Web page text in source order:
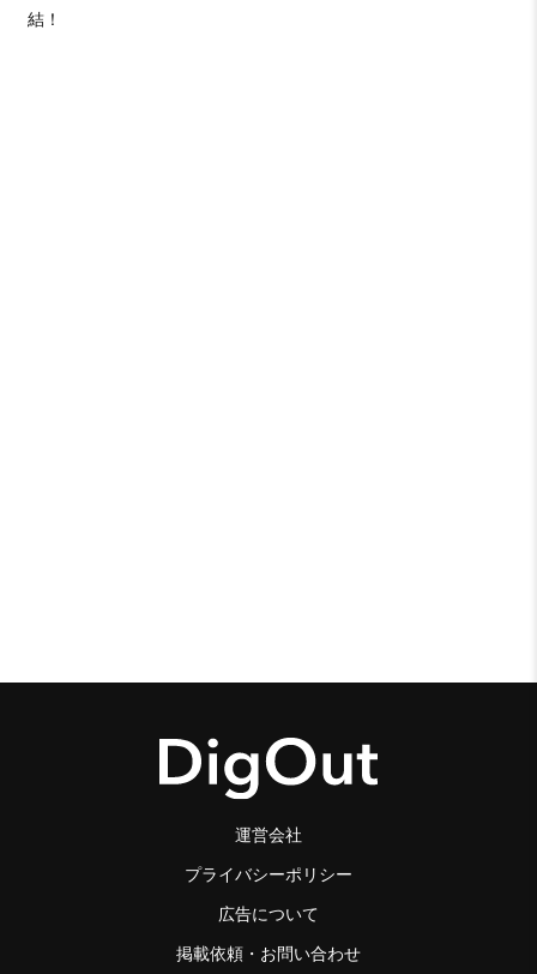
結！
運営会社
プライバシーポリシー
広告について
掲載依頼・お問い合わせ